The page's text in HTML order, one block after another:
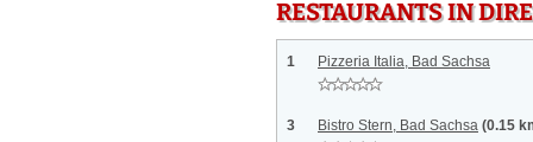
RESTAURANTS IN
1 Pizzeria Italia, Bad Sachsa
3 Bistro Stern, Bad Sachsa (0.15